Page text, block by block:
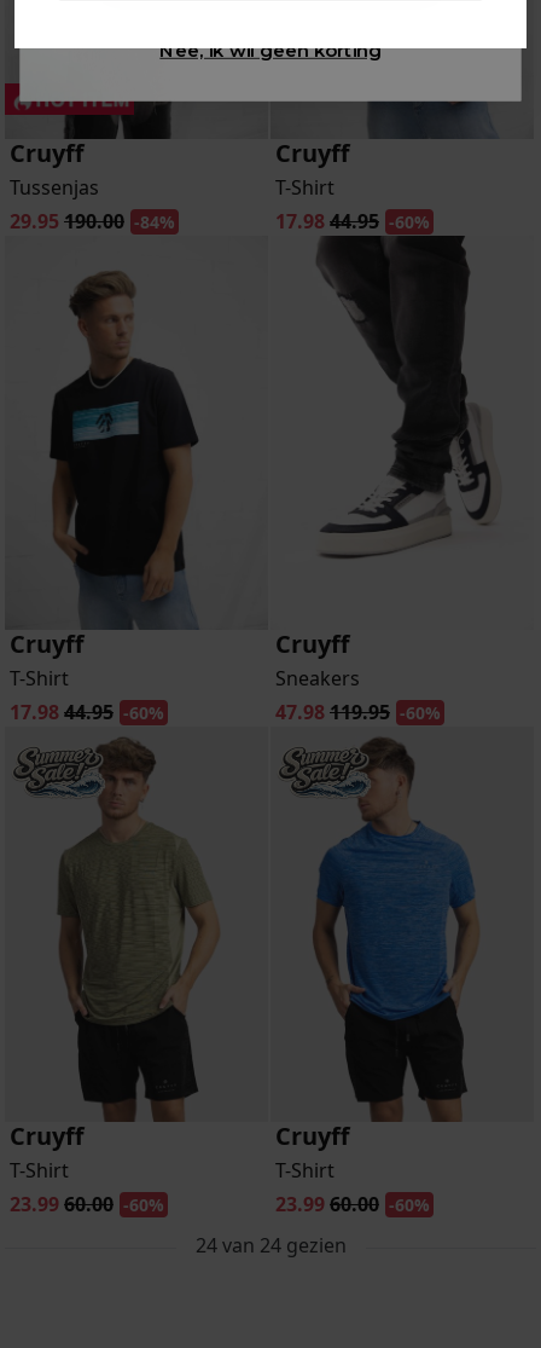
Cruyff
Tussenjas
29.95 190.00 -84%
Cruyff
T-Shirt
17.9844.95 -60%
Cruyff
T-Shirt
17.9844.95 -60%
Cruyff
Sneakers
47.98119.95 -60%
Cruyff
T-Shirt
23.9960.00 -60%
Cruyff
T-Shirt
23.9960.00 -60%
24van 24gezien
Nee, ik wil geen korting